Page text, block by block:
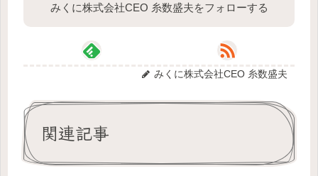
みくに株式会社CEO 糸数盛夫をフォローする
みくに株式会社CEO 糸数盛夫
関連記事